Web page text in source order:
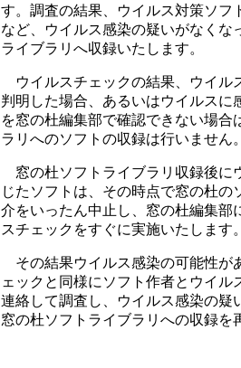
す。調査の結果、ウイルス対策ソフ
など、ウイルス感染の疑いがなくな
ライブラリへ収録いたします。
ウイルスチェックの結果、ウイル
判明した場合、あるいはウイルスに
を窓の杜編集部で確認できない場合
ラリへのソフトの収録は行いません
窓の杜ソフトライブラリ収録後に
じたソフトは、その時点で窓の杜の
介をいったん中止し、窓の杜編集部
スチェックをすぐに実施いたします
その結果ウイルス感染の可能性が
ェックと同様にソフト作者とウイル
連絡して調査し、ウイルス感染の疑
窓の杜ソフトライブラリへの収録を